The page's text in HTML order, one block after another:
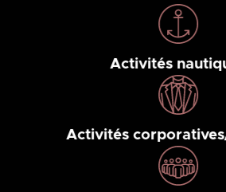
Activités
Activités